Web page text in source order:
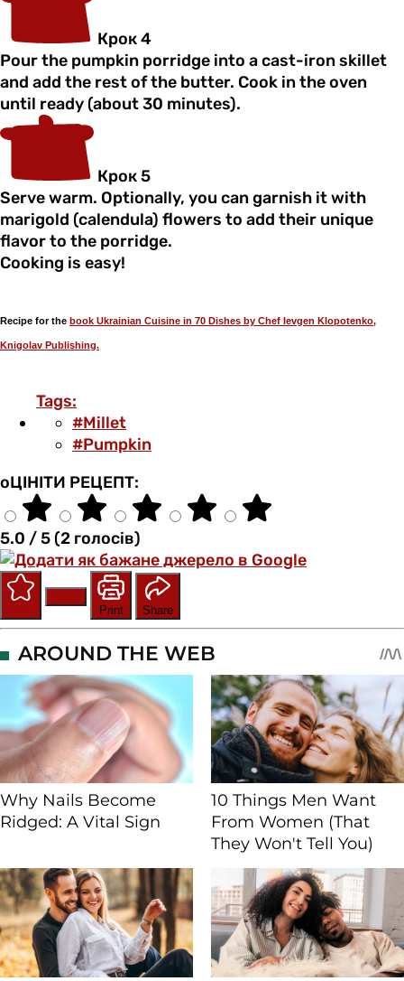
Крок 4
Pour the pumpkin porridge into a cast-iron skillet
and add the rest of the butter. Cook in the oven
until ready (about 30 minutes).
Крок 5
Serve warm. Optionally, you can garnish it with
marigold (calendula) flowers to add their unique
flavor to the porridge.
Cooking is easy!
Recipe fоr the book Ukrainian Cuisine in 70 Dishes by Chef Ievgen Klopotenko,
Knigolav Publishing.
Tags:
#Millet
#Pumpkin
оЦІНІТИ РЕЦЕПТ:
5.0 / 5 (2 голосів)
Print
Share